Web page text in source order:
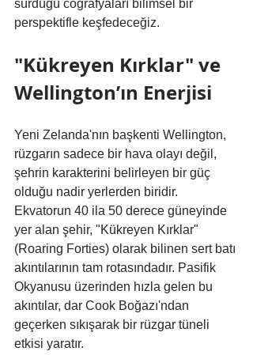
sürdüğü coğrafyaları bilimsel bir
perspektifle keşfedeceğiz.
"Kükreyen Kırklar" ve
Wellington’ın Enerjisi
Yeni Zelanda'nın başkenti Wellington,
rüzgarın sadece bir hava olayı değil,
şehrin karakterini belirleyen bir güç
olduğu nadir yerlerden biridir.
Ekvatorun 40 ila 50 derece güneyinde
yer alan şehir, "Kükreyen Kırklar"
(Roaring Forties) olarak bilinen sert batı
akıntılarının tam rotasındadır. Pasifik
Okyanusu üzerinden hızla gelen bu
akıntılar, dar Cook Boğazı'ndan
geçerken sıkışarak bir rüzgar tüneli
etkisi yaratır.